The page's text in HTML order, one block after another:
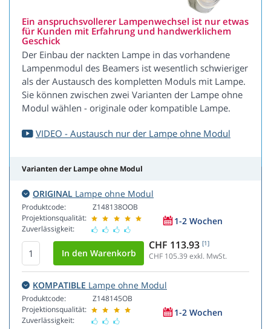
Ein anspruchsvollerer Lampenwechsel ist nur etwas
für Kunden mit Erfahrung und handwerklichem
Geschick
Der Einbau der nackten Lampe in das vorhandene
Lampenmodul des Beamers ist wesentlich schwieriger
als der Austausch des kompletten Moduls mit Lampe.
Sie können zwischen zwei Varianten der Lampe ohne
Modul wählen - originale oder kompatible Lampe.
VIDEO - Austausch nur der Lampe ohne Modul
Varianten der Lampe ohne Modul
ORIGINAL Lampe ohne Modul
Produktcode:
Projektionsqualität:
Zuverlässigkeit:
Z148138OOB
1-2 Wochen
CHF 113.93 [1]
CHF 105.39exkl. MwSt.
KOMPATIBLE Lampe ohne Modul
Produktcode:
Projektionsqualität:
Zuverlässigkeit:
Z148145OB
1-2 Wochen